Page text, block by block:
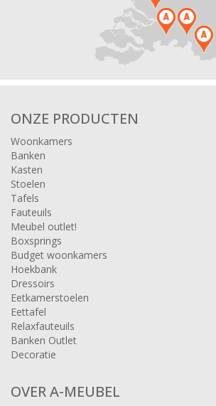
ONZE PRODUCTEN
Woonkamers
Banken
Kasten
Stoelen
Tafels
Fauteuils
Meubel outlet!
Boxsprings
Budget woonkamers
Hoekbank
Dressoirs
Eetkamerstoelen
Eettafel
Relaxfauteuils
Banken Outlet
Decoratie
OVER A-MEUBEL